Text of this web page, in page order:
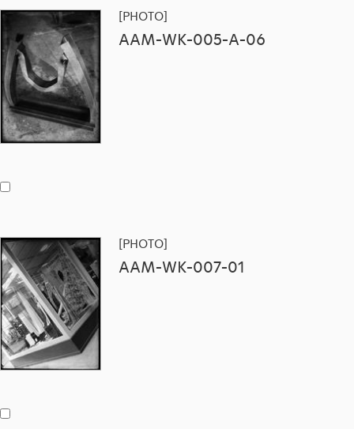
[PHOTO]
AAM-WK-005-A-06
[PHOTO]
AAM-WK-007-01